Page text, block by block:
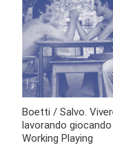
Boetti / Salvo.
lavorando
Working Playing